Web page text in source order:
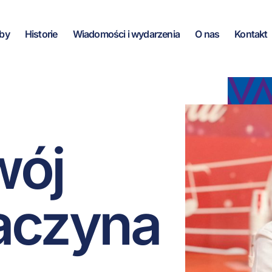
Historie Wiadomości i wydarzenia O nas Kontakt